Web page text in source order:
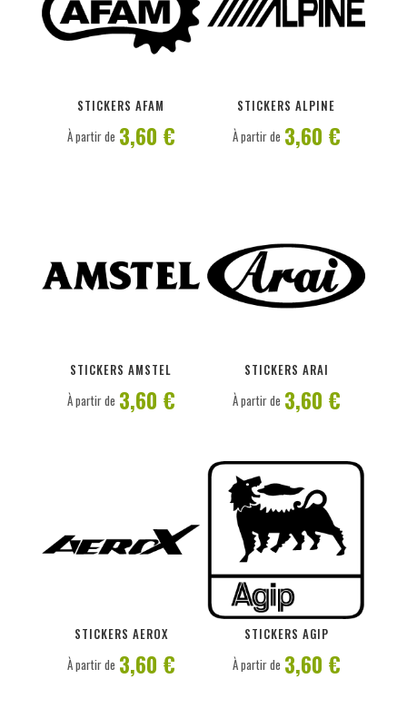
STICKERS AFAM
À partir de 3,60 €
STICKERS ALPINE
À partir de 3,60 €
STICKERS AMSTEL
À partir de 3,60 €
STICKERS ARAI
À partir de 3,60 €
STICKERS AEROX
À partir de 3,60 €
STICKERS AGIP
PERSONNALISER
À partir de 3,60 €